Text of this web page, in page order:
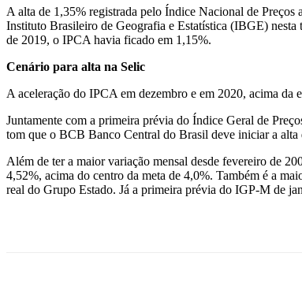
A alta de 1,35% registrada pelo Índice Nacional de
Instituto Brasileiro de Geografia e Estatística (IBGE) nesta
de 2019, o IPCA havia ficado em 1,15%.
Cenário para alta na Selic
A aceleração do IPCA em dezembro e em 2020, acima da
Juntamente com a primeira prévia do Índice Geral de
tom que o BCB Banco Central do Brasil deve iniciar a alta
Além de ter a maior variação mensal desde fevereiro de
4,52%, acima do centro da meta de 4,0%. Também é a
real do Grupo Estado. Já a primeira prévia do IGP-M de